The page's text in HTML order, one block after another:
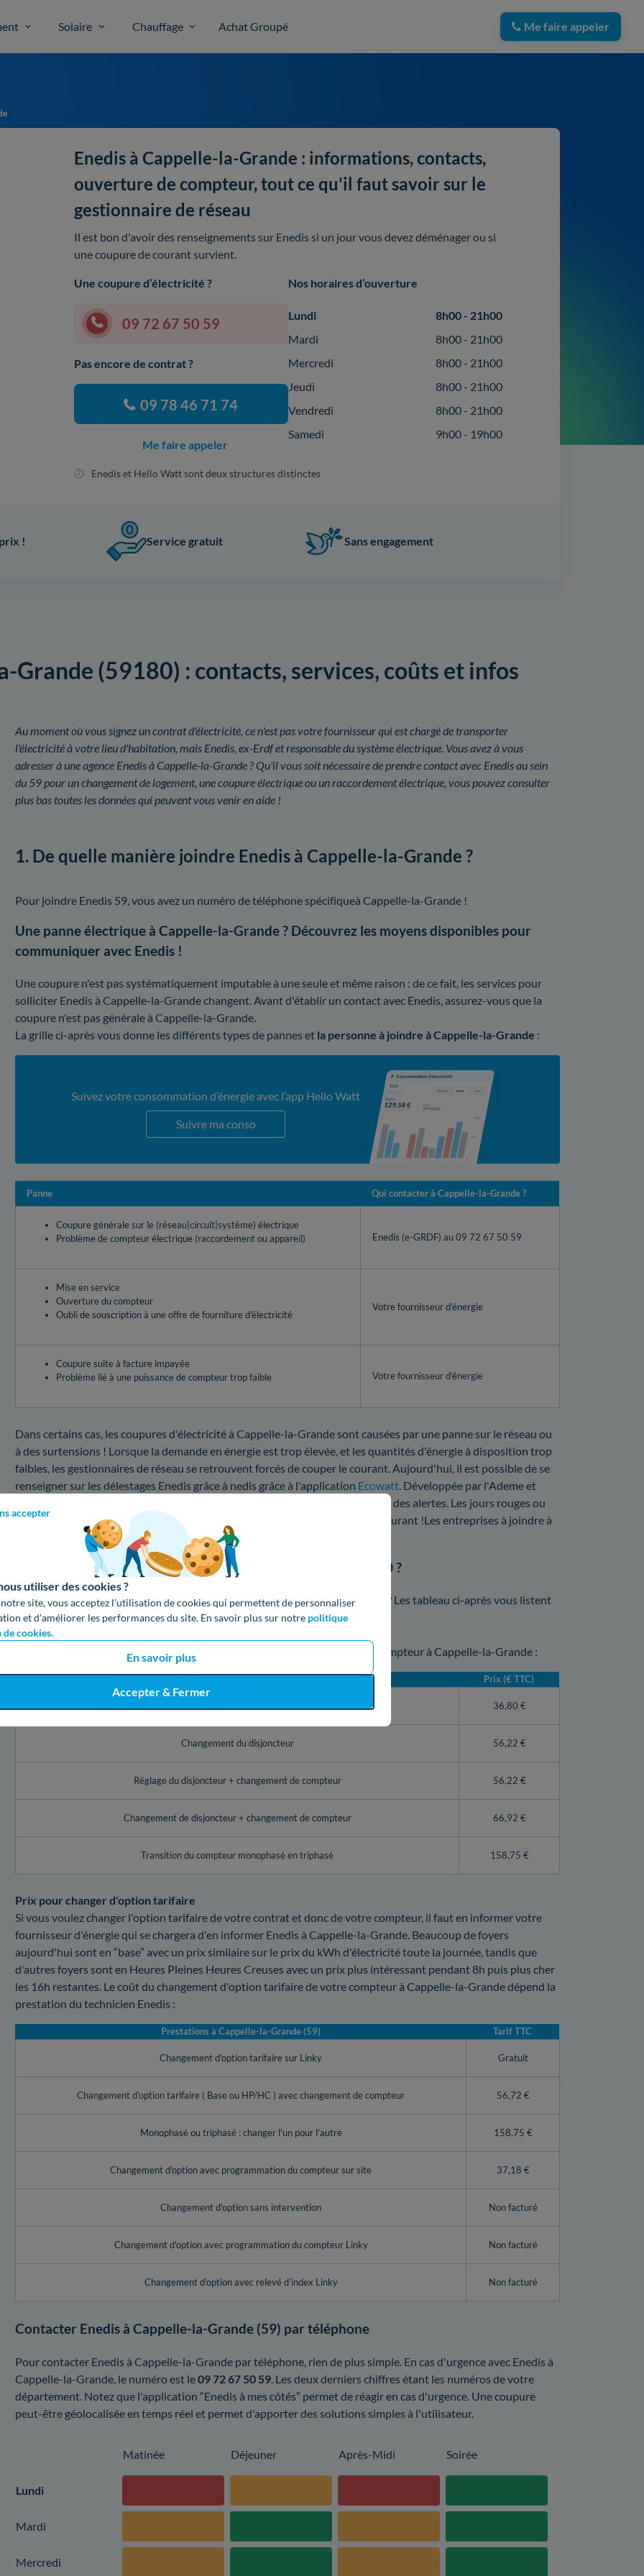
Solaire Chauffage Achat Groupé Me faire appeler
accepter
utiliser des cookies ?
site, vous acceptez l’utilisation de cookies qui permettent de personnaliser
et d’améliorer les performances du site. En savoir plus sur notre politique
cookies.
En savoir plus
Accepter & Fermer
Enedis à Cappelle-la-Grande : informations, contacts,
ouverture de compteur, tout ce qu'il faut savoir sur le
gestionnaire de réseau
Il est bon d'avoir des renseignements sur Enedis si un jour vous devez déménager ou si
une coupure de courant survient.
Une coupure d’électricité ?
09 72 67 50 59
Pas encore de contrat ?
09 78 46 71 74
Me faire appeler
Nos horaires d’ouverture
Lundi
8h00 - 21h00
Mardi
8h00 - 21h00
Mercredi
8h00 - 21h00
Jeudi
8h00 - 21h00
Vendredi
8h00 - 21h00
Samedi
9h00 - 19h00
Enedis et Hello Watt sont deux structures distinctes
! Service gratuit Sans engagement
Grande (59180) : contacts, services, coûts et infos
Au moment où vous signez un contrat d'électricité, ce n'est pas votre fournisseur qui est chargé de transporter
l'électricité à votre lieu d'habitation, mais Enedis, ex-Erdf et responsable du système électrique. Vous avez à vous
adresser à une agence Enedis à Cappelle-la-Grande ? Qu'il vous soit nécessaire de prendre contact avec Enedis au sein
du 59 pour un changement de logement, une coupure électrique ou un raccordement électrique, vous pouvez consulter
plus bas toutes les données qui peuvent vous venir en aide !
1. De quelle manière joindre Enedis à Cappelle-la-Grande ?
Pour joindre Enedis 59, vous avez un numéro de téléphone spécifiqueà Cappelle-la-Grande !
Une panne électrique à Cappelle-la-Grande ? Découvrez les moyens disponibles pour
communiquer avec Enedis !
Une coupure n'est pas systématiquement imputable à une seule et même raison : de ce fait, les services pour
solliciter Enedis à Cappelle-la-Grande changent. Avant d'établir un contact avec Enedis, assurez-vous que la
coupure n'est pas générale à Cappelle-la-Grande.
La grille ci-après vous donne les différents types de pannes et la personne à joindre à Cappelle-la-Grande :
Suivez votre consommation d’énergie avec l’app Hello Watt
Suivre ma conso
Panne Qui contacter à Cappelle-la-Grande ?
Coupure générale sur le (réseau|circuit|système) électrique
Problème de compteur électrique (raccordement ou appareil)
Enedis (e-GRDF) au 09 72 67 50 59
Mise en service
Ouverture du compteur
Oubli de souscription à une offre de fourniture d'électricité
Votre fournisseur d’énergie
Coupure suite à facture impayée
Problème lié à une puissance de compteur trop faible
Votre fournisseur d’énergie
Dans certains cas, les coupures d'électricité à Cappelle-la-Grande sont causées par une panne sur le réseau ou
à des surtensions ! Lorsque la demande en énergie est trop élevée, et les quantités d'énergie à disposition trop
faibles, les gestionnaires de réseau se retrouvent forcés de couper le courant. Aujourd'hui, il est possible de se
renseigner sur les délestages Enedis grâce à nedis grâce à l'application Ecowatt. Développée par l'Ademe et
RTE, elle vous informe sur les risques de coupure Enedis en direct et à travers des alertes. Les jours rouges ou
oranges, il faudra surveiller votre consommation pour éviter la coupure de courant !Les entreprises à joindre à
Cappelle-la-Grande ne sont pas identiques selon la panne que vous avez.
Quel prix pour un dépannage en cas de coupure dans le 59180 ?
Besoin d'en apprendre plus sur le service de dépannage Enedis dans le Nord ? Les tableau ci-après vous listent
les montants fixés par Enedis dans le Nord pour un tel service
Réadaptation de votre puissance électrique
Voici les montants d'Enedis pour une modification de puissance sur votre compteur à Cappelle-la-Grande :
Service Enedis à Cappelle-la-Grande (59) Prix (€ TTC)
Réglage de l’appareil de contrôle (disjoncteur, compteur Linky) 36,80 €
Changement du disjoncteur 56,22 €
Réglage du disjoncteur + changement de compteur 56,22 €
Changement de disjoncteur + changement de compteur 66,92 €
Transition du compteur monophasé en triphasé 158,75 €
Prix pour changer d'option tarifaire
Si vous voulez changer l'option tarifaire de votre contrat et donc de votre compteur, il faut en informer votre
fournisseur d'énergie qui se chargera d'en informer Enedis à Cappelle-la-Grande. Beaucoup de foyers
aujourd'hui sont en “base” avec un prix similaire sur le prix du kWh d'électricité toute la journée, tandis que
d'autres foyers sont en Heures Pleines Heures Creuses avec un prix plus intéressant pendant 8h puis plus cher
les 16h restantes. Le coût du changement d'option tarifaire de votre compteur à Cappelle-la-Grande dépend la
prestation du technicien Enedis :
Prestations à Cappelle-la-Grande (59) Tarif TTC
Changement d'option tarifaire sur Linky Gratuit
Changement d'option tarifaire ( Base ou HP/HC ) avec changement de compteur 56,72 €
Monophasé ou triphasé : changer l'un pour l'autre 158,75 €
Changement d'option avec programmation du compteur sur site 37,18 €
Changement d'option sans intervention Non facturé
Changement d'option avec programmation du compteur Linky Non facturé
Changement d'option avec relevé d’index Linky Non facturé
Contacter Enedis à Cappelle-la-Grande (59) par téléphone
Pour contacter Enedis à Cappelle-la-Grande par téléphone, rien de plus simple. En cas d'urgence avec Enedis à
Cappelle-la-Grande, le numéro est le09 72 67 50 59 . Les deux derniers chiffres étant les numéros de votre
département. Notez que l'application “Enedis à mes côtés” permet de réagir en cas d'urgence. Une coupure
peut-être géolocalisée en temps réel et permet d'apporter des solutions simples à l'utilisateur.
Matinée Déjeuner Après-Midi Soirée
Lundi
Mardi
Mercredi